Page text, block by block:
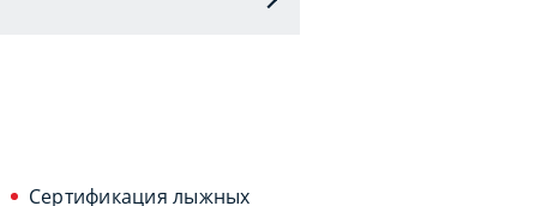
Сертификация лыжных